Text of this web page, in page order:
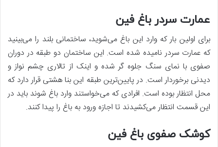
عمارت سردر باغ فین
برای اولین بار که وارد این باغ می‌شوید، ساختمانی بلند را می‌بینید
که عمارت سردر نامیده شده است. این ساختمان دو طبقه در دوران
صفوی با نمای سنگ جلوه گر شده و اینک از تالاری چشم نواز و
دیدنی برخوردار است.‌ در پایین‌ترین طبقه این بنا هشتی قرار دارد که
محل انتظار بوده است. افرادی که می‌خواستند وارد باغ شوند باید در
این قسمت انتظار می‌کشیدند تا اجازه ورود به باغ را پیدا کنند.
کوشک صفوی باغ فین